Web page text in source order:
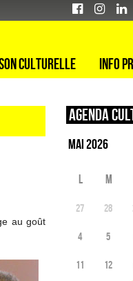
culturelle Info
au goût
Agenda
L M
27 28
4 5
11 12